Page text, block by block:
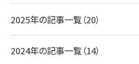
2025年の記事一覧（20）
2024年の記事一覧（14）